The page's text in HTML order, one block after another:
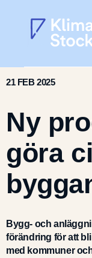
Hem
Aktuellt
Gå med
Det här gör vi
Om
21 FEB 2025
Ny
göra
Bygg- och
förändring för att
med kommuner